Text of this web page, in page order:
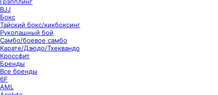
BJJ
Бокс
Тайский бокс/кикбоксинг
Рукопашный бой
Самбо/боевое самбо
Карате/Дзюдо/Тхеквандо
Кроссфит
Бренды
Все бренды
6F
AML